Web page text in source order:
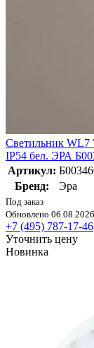
Светильник WL7
IP54 бел. ЭРА
Артикул:
Бренд:
Эра
Под заказ
Обновлено 06.08.2026
+7 (495) 787-17-46
Уточнить цену
Новинка